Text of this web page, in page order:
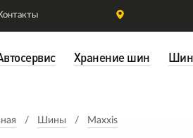
Хранение шин
Шины Maxxis